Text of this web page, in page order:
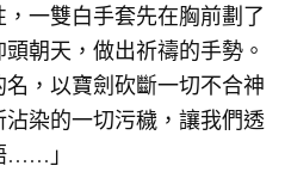
一雙白手套先在胸前劃了
朝天，做出祈禱的手勢。
名，以寶劍砍斷一切不合神
染的一切污穢，讓我們透
……」